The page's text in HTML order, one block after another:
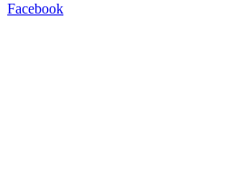
Facebook